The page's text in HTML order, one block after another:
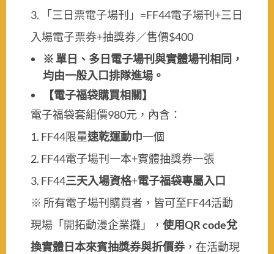
3. 「三日票電子場刊」=FF44電子場刊+三日
入場電子票券+抽獎券／售價$400
※ 單日、多日電子場刊與實體場刊相同，
均由一般入口排隊進場。
【電子福袋購買相關】
電子福袋套組價980元，內含：
1. FF44限量速乾運動巾一個
2. FF44電子場刊一本+實體抽獎券一張
3. FF44三天入場資格+電子福袋專屬入口
※ 所有電子場刊購買者，皆可至FF44活動
現場「開拓動漫企業攤」， 使用QR code兌
換實體日本來賓抽獎券與折價券，在活動現